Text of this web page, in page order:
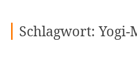
Schlagwort:Yogi-